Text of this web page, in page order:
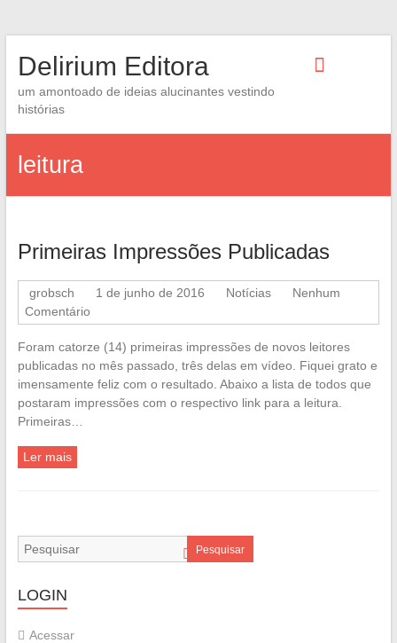
Delirium Editora
um amontoado de ideias alucinantes vestindo
histórias
leitura
Primeiras Impressões Publicadas
grobsch 1 de junho de 2016 Notícias
Nenhum
Comentário
Foram catorze (14) primeiras impressões de novos leitores
publicadas no mês passado, três delas em vídeo. Fiquei grato e
imensamente feliz com o resultado. Abaixo a lista de todos que
postaram impressões com o respectivo link para a leitura.
Primeiras…
Ler mais
Pesquisar
LOGIN
Acessar